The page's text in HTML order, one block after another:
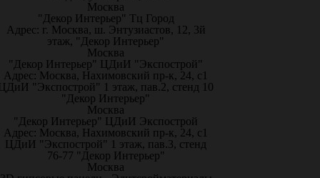
Москва
"Декор Интерьер" Тц Город
Адрес: г. Москва, ш. Энтузиастов, 12, 3й
этаж, "Декор Интерьер"
Москва
"Декор Интерьер" ЦДиИ "Экспострой"
Адрес: Москва, Нахимовский пр-к, 24, с1
"Экспострой" 1 этаж, пав.2, стенд 10
"Декор Интерьер"
Москва
"Декор Интерьер" ЦДиИ Экспострой
Адрес: Москва, Нахимовский пр-к, 24, с1
ЦДиИ "Экспострой" 1 этаж, пав.3, стенд
76-77 "Декор Интерьер"
Москва